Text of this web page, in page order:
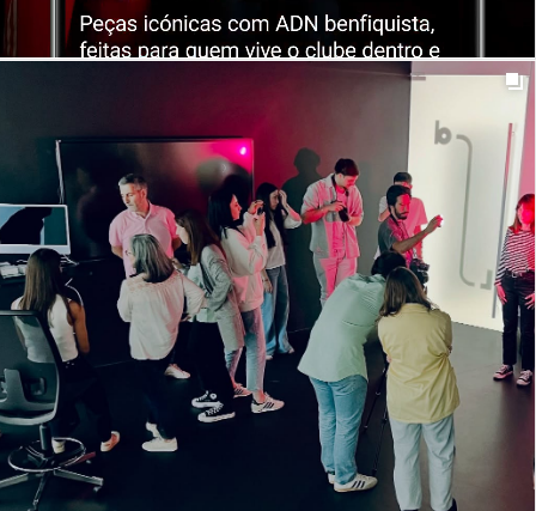
equipamentos no Mundial de Clubes da UEFA
(@fifaclubworldcup), mas há mais uma camisola que
está a fazer vibrar os benfiquistas: a 𝗲𝗱𝗶çã𝗼 𝗹𝗶𝗺𝗶𝘁𝗮𝗱𝗮
𝗜𝗰𝗼𝗻 𝗝𝗲𝗿𝘀𝗲𝘆 𝗮𝗱𝗶𝗱𝗮𝘀 𝗢𝗿𝗶𝗴𝗶𝗻𝗮𝗹𝘀 𝘅 𝗦𝗟 𝗕𝗲𝗻𝗳𝗶𝗰𝗮, de
inspiração retro vintage, alma de futebol de rua e estilo
intemporal.
E para completar o visual, os
sócios e adeptos do glorioso podem combinar a t-shirt
com casaco e calças Icon Track e sapatilhas Samba,
num look que a todos envaidece.
A
coleção Icon Range Travel está à venda no 𝘬𝘰𝘳𝘯𝘦𝘳
𝘥𝘪𝘨𝘪𝘵𝘢𝘭 criado pela t_Insight, um espaço com imagem e
usabilidade de excelência, focado na relevância do
produto, que eleva o sucesso desta linha exclusiva.
0 25